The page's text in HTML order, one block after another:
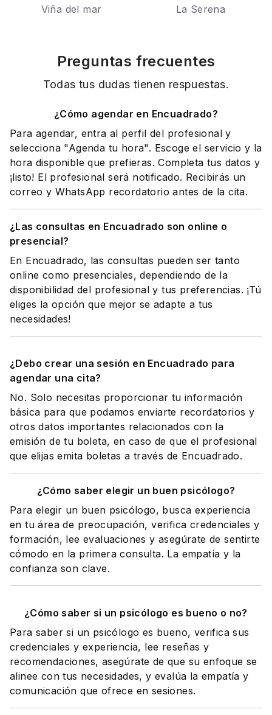
Viña del mar
La Serena
Preguntas frecuentes
Todas tus dudas tienen respuestas.
¿Cómo agendar en Encuadrado?
Para agendar, entra al perfil del profesional y
selecciona "Agenda tu hora". Escoge el servicio y la
hora disponible que prefieras. Completa tus datos y
¡listo! El profesional será notificado. Recibirás un
correo y WhatsApp recordatorio antes de la cita.
¿Las consultas en Encuadrado son online o
presencial?
En Encuadrado, las consultas pueden ser tanto
online como presenciales, dependiendo de la
disponibilidad del profesional y tus preferencias. ¡Tú
eliges la opción que mejor se adapte a tus
necesidades!
¿Debo crear una sesión en Encuadrado para
agendar una cita?
No. Solo necesitas proporcionar tu información
básica para que podamos enviarte recordatorios y
otros datos importantes relacionados con la
emisión de tu boleta, en caso de que el profesional
que elijas emita boletas a través de Encuadrado.
¿Cómo saber elegir un buen psicólogo?
Para elegir un buen psicólogo, busca experiencia
en tu área de preocupación, verifica credenciales y
formación, lee evaluaciones y asegúrate de sentirte
cómodo en la primera consulta. La empatía y la
confianza son clave.
¿Cómo saber si un psicólogo es bueno o no?
Para saber si un psicólogo es bueno, verifica sus
credenciales y experiencia, lee reseñas y
recomendaciones, asegúrate de que su enfoque se
alinee con tus necesidades, y evalúa la empatía y
comunicación que ofrece en sesiones.